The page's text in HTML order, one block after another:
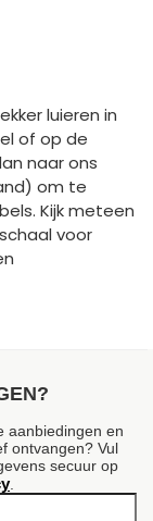
luieren in
of op de
naar ons
om te
Kijk meteen
voor
aanbiedingen en
ontvangen? Vul
secuur op
.